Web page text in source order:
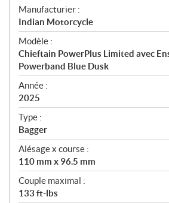
S
p
é
c
i
f
i
c
a
t
i
o
n
s
Manufacturier :
Indian Motorcycle
Modèle :
Chieftain PowerPlus Limited avec
Powerband Blue Dusk
Année :
2025
Type :
Bagger
Alésage x course :
110 mm x 96.5 mm
Couple maximal :
133 ft-lbs